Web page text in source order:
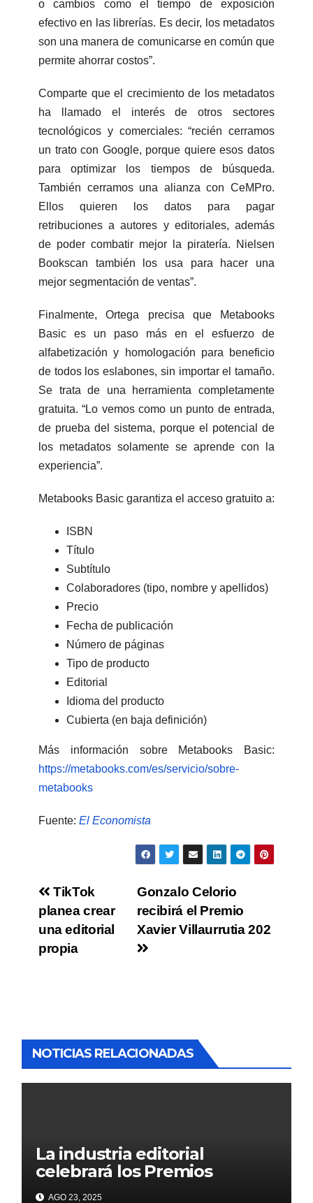
o cambios como el tiempo de exposición
efectivo en las librerías. Es decir, los metadatos
son una manera de comunicarse en común que
permite ahorrar costos”.
Comparte que el crecimiento de los metadatos
ha llamado el interés de otros sectores
tecnológicos y comerciales: “recién cerramos
un trato con Google, porque quiere esos datos
para optimizar los tiempos de búsqueda.
También cerramos una alianza con CeMPro.
Ellos quieren los datos para pagar
retribuciones a autores y editoriales, además
de poder combatir mejor la piratería. Nielsen
Bookscan también los usa para hacer una
mejor segmentación de ventas”.
Finalmente, Ortega precisa que Metabooks
Basic es un paso más en el esfuerzo de
alfabetización y homologación para beneficio
de todos los eslabones, sin importar el tamaño.
Se trata de una herramienta completamente
gratuita. “Lo vemos como un punto de entrada,
de prueba del sistema, porque el potencial de
los metadatos solamente se aprende con la
experiencia”.
Metabooks Basic garantiza el acceso gratuito a:
ISBN
Título
Subtítulo
Colaboradores (tipo, nombre y apellidos)
Precio
Fecha de publicación
Número de páginas
Tipo de producto
Editorial
Idioma del producto
Cubierta (en baja definición)
Más información sobre Metabooks Basic:
https://metabooks.com/es/servicio/sobre-
metabooks
Fuente: El Economista
Gonzalo Celorio
recibirá el Premio
Xavier Villaurrutia 202
TikTok
planea crear
una editorial
propia
NOTICIAS RELACIONADAS
La industria editorial
celebrará los Premios
CANIEM 2025 el 12 de
AGO 23, 2025